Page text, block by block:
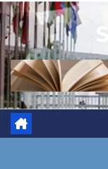
Saltar
al
contenido